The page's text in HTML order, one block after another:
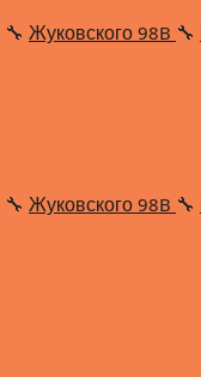
🔧 Жуковского 98В 🔧
🔧 Жуковского 98В 🔧